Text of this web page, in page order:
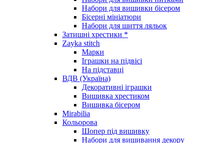
Набори для вишивки бісером
Бісерні мініатюри
Набори для шиття ляльок
Затишні хрестики *
Zayka stitch
Марки
Іграшки на підвісі
На підставці
ВДВ (Україна)
Декоративні іграшки
Вишивка хрестиком
Вишивка бісером
Mirabilia
Кольорова
Шопер під вишивку
Набори для вишивання декору